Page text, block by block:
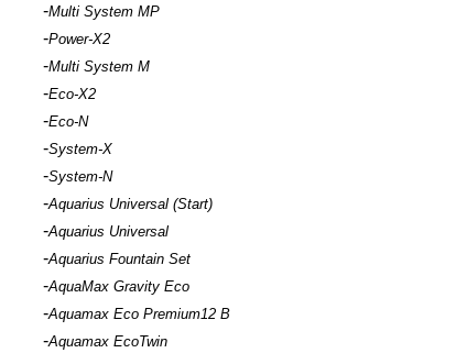
-Multi System MP
-Power-X2
-Multi System M
-Eco-X2
-Eco-N
-System-X
-System-N
-Aquarius Universal (Start)
-Aquarius Universal
-Aquarius Fountain Set
-AquaMax Gravity Eco
-Aquamax Eco Premium12 B
-Aquamax EcoTwin